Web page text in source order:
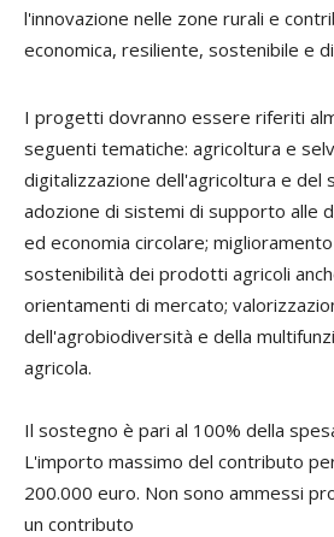
l'innovazione nelle zone rurali e
economica, resiliente, sostenibile e
I progetti dovranno essere riferiti
seguenti tematiche: agricoltura e
digitalizzazione dell'agricoltura e
adozione di sistemi di supporto alle
ed economia circolare;
sostenibilità dei prodotti agricoli
orientamenti di mercato;
dell'agrobiodiversità e della
agricola.
Il sostegno è pari al 100% della
L'importo massimo del contributo
200.000 euro. Non sono ammessi
un contributo